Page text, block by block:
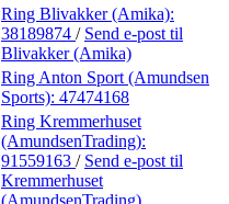
Ring Blivakker (Amika):
38189874 / Send e-post til
Blivakker (Amika)
Ring Anton Sport (Amundsen
Sports): 47474168
Ring Kremmerhuset
(AmundsenTrading):
91559163 / Send e-post til
Kremmerhuset
(AmundsenTrading)